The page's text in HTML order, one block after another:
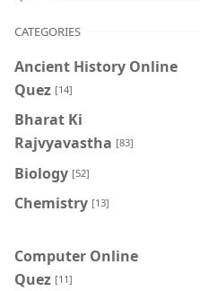
CATEGORIES
Ancient History Online
Quez [14]
Bharat Ki
Rajvyavastha [83]
Biology [52]
Chemistry [13]
Computer Online
Quez [11]